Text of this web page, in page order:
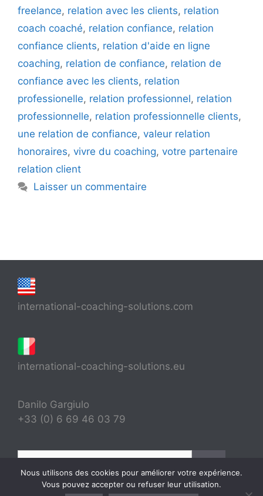
freelance, relation avec les clients, relation
coach coaché, relation confiance, relation
confiance clients, relation d'aide en ligne
coaching, relation de confiance, relation de
confiance avec les clients, relation
professionelle, relation professionnel, relation
professionnelle, relation professionnelle clients,
une relation de confiance, valeur relation
honoraires, vivre du coaching, votre partenaire
relation client
Laisser un commentaire
international-coaching-solutions.com
international-coaching-solutions.eu
Danilo Gargiulo
+33 (0) 6 69 46 03 79
Rechercher :
Nous utilisons des cookies pour améliorer votre expérience.
Vous pouvez accepter ou refuser leur utilisation.